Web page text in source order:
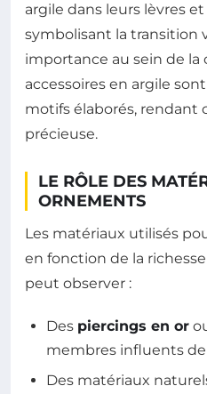
argile dans leurs lèvres et
symbolisant la transition
importance au sein de la
accessoires en argile
motifs élaborés, rendant
précieuse.
LE RÔLE DES
ORNEMENTS
Les matériaux utilisés
en fonction de la
peut observer :
Des piercings en or
membres influents
Des matériaux